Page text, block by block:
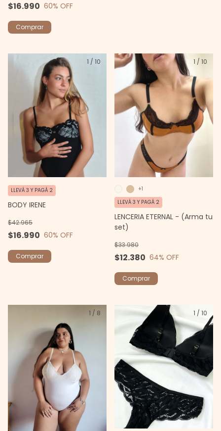
$16.990 60% OFF
Comprar
1 / 10
BODY IRENE
$16.990
$42.965
60% OFF
LLEVÁ 3 Y PAGÁ 2
Comprar
1 / 10
LENCERIA ETERNAL - (Arma tu
set)
$12.380
$33.980
64% OFF
LLEVÁ 3 Y PAGÁ 2
+1
Comprar
1 / 8 1 / 10